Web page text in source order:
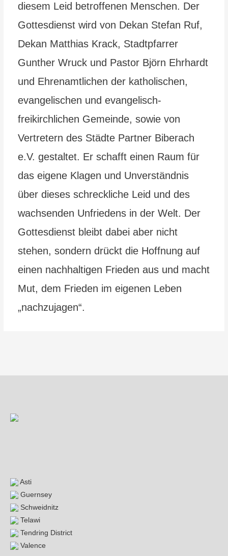
diesem Leid betroffenen Menschen. Der
Gottesdienst wird von Dekan Stefan Ruf,
Dekan Matthias Krack, Stadtpfarrer
Gunther Wruck und Pastor Björn Ehrhardt
und Ehrenamtlichen der katholischen,
evangelischen und evangelisch-
freikirchlichen Gemeinde, sowie von
Vertretern des Städte Partner Biberach
e.V. gestaltet. Er schafft einen Raum für
das eigene Klagen und Unverständnis
über dieses schreckliche Leid und des
wachsenden Unfriedens in der Welt. Der
Gottesdienst bleibt dabei aber nicht
stehen, sondern drückt die Hoffnung auf
einen nachhaltigen Frieden aus und macht
Mut, dem Frieden im eigenen Leben
„nachzujagen“.
Asti
Guernsey
Schweidnitz
Telawi
Tendring District
Valence